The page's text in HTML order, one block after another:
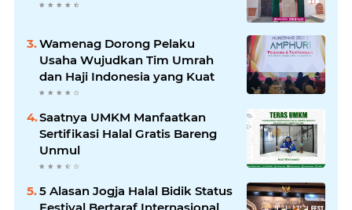
Wamenag Dorong Pelaku
Usaha Wujudkan Tim Umrah
dan Haji Indonesia yang Kuat
Saatnya UMKM Manfaatkan
Sertifikasi Halal Gratis Bareng
Unmul
5 Alasan Jogja Halal Bidik Status